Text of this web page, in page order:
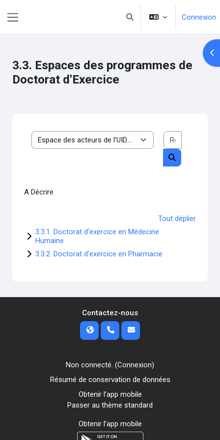
Activer/désactiver la saisie
Connexion
3.3. Espaces des programmes de
Doctorat d'Exercice
Catégories de cours
Rechercher
A Décrire
Tout déplier
3.3.1. Doctorat d'exercice en Médecine
Humaine
3.3.2. Doctorat d'exercice en Pharmacie
Contactez-nous
Non connecté. (Connexion)
Résumé de conservation de données
Obtenir l’app mobile
Passer au thème standard
Obtenir l’app mobile